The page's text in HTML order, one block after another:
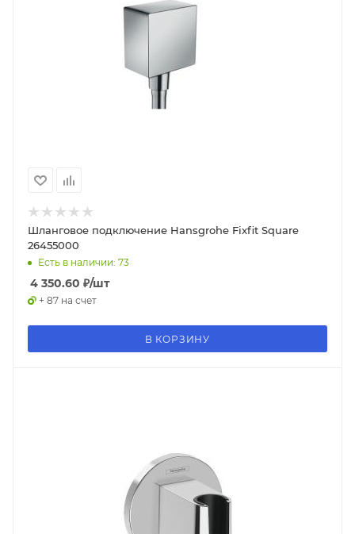
Шланговое подключение Hansgrohe Fixfit Square
26455000
Есть в наличии: 73
4 350.60 ₽/шт
+ 87 на счет
В КОРЗИНУ